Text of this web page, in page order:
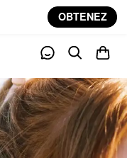
OBTENEZ